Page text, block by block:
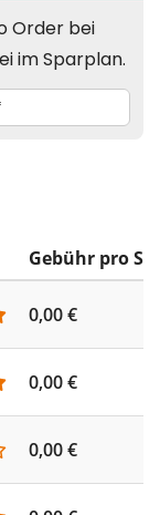
Gebühr pro
0,00 €
0,00 €
0,00 €